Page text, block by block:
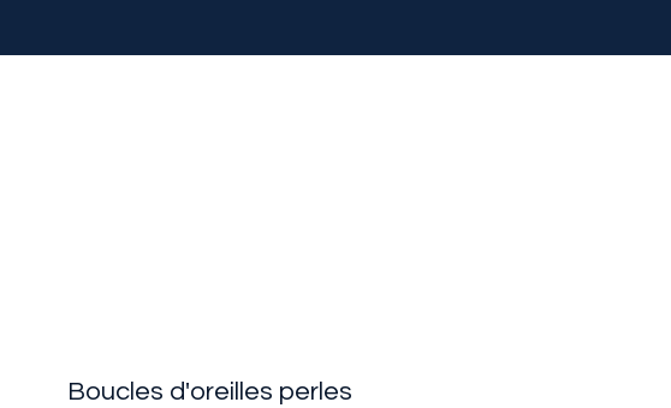
Boucles d'oreilles perles